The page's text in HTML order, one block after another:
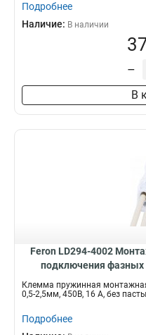
Подробнее
Наличие: В наличии
–
В
Feron LD294-4002
подключения фазных
Клемма пружинная
0,5-2,5мм, 450В, 16 А, без
Подробнее